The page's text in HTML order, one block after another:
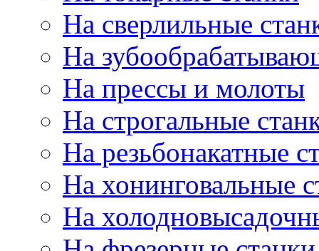
На сверлильные
На
На прессы и молоты
На строгальные
На резьбонакатные
На хонинговальные
На